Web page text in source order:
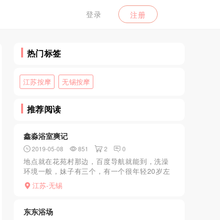
登录 注册
热门标签
江苏按摩 无锡按摩
推荐阅读
鑫淼浴室爽记
2019-05-08 851 2 0
地点就在花苑村那边，百度导航就能到，洗澡
环境一般，妹子有三个，有一个很年轻20岁左
右，服务有kb，妹子很好说话，如果你强烈要
求wutao她也能答应。胜在便宜，乡下小地方
江苏-无锡
东东浴场